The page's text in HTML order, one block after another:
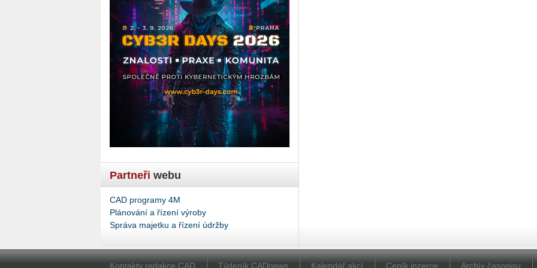
Partneři webu
CAD programy 4M
Plánování a řízení výroby
Správa majetku a řízení údržby
Kontakty redakce CAD Týdeník CADnews Kalendář akcí Ceník inzerce Archív časopisu